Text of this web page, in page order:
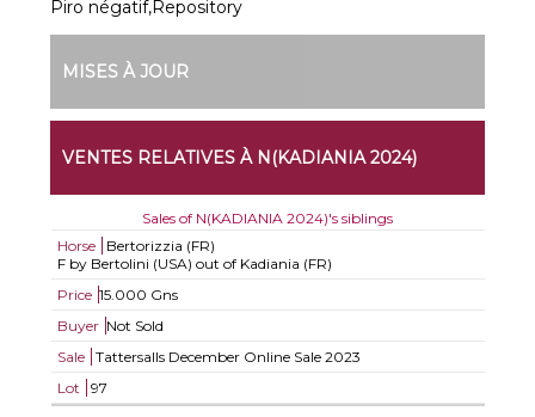
Piro négatif,Repository
MISES À JOUR
VENTES RELATIVES À N(KADIANIA 2024)
Sales of N(KADIANIA 2024)'s siblings
Horse
Bertorizzia (FR)
F by Bertolini (USA) out of Kadiania (FR)
Price 15.000 Gns
Buyer Not Sold
Sale
Tattersalls December Online Sale 2023
Lot
97